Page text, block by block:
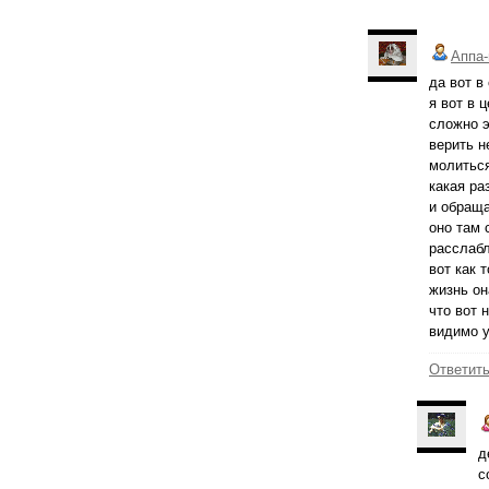
да вот в
я вот в
сложно
верить
какая
и
оно там
вот как
жизнь
что вот
видимо
Ответить